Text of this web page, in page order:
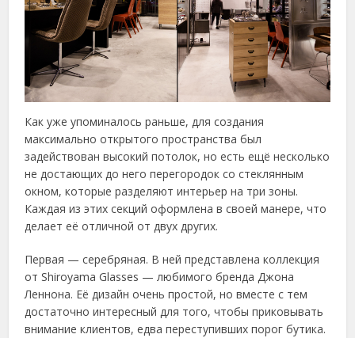
Как уже упоминалось раньше, для создания
максимально открытого пространства был
задействован высокий потолок, но есть ещё несколько
не достающих до него перегородок со стеклянным
окном, которые разделяют интерьер на три зоны.
Каждая из этих секций оформлена в своей манере, что
делает её отличной от двух других.
Первая — серебряная. В ней представлена коллекция
от Shiroyama Glasses — любимого бренда Джона
Леннона. Её дизайн очень простой, но вместе с тем
достаточно интересный для того, чтобы приковывать
внимание клиентов, едва переступивших порог бутика.